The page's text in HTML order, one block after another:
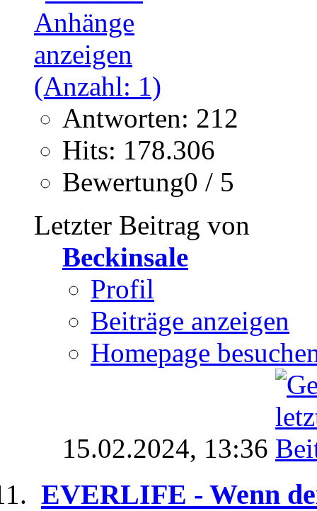
Antworten: 212
Hits: 178.306
Bewertung0 / 5
Letzter Beitrag von
Beckinsale
Profil
Beiträge anzeigen
Homepage
15.02.2024, 13:36
EVERLIFE - Wenn